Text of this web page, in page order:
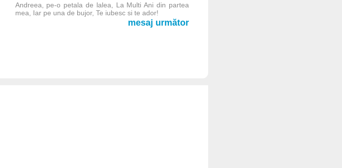
Andreea, pe-o petala de lalea, La Multi Ani din partea
mea, Iar pe una de bujor, Te iubesc si te ador!
mesaj următor